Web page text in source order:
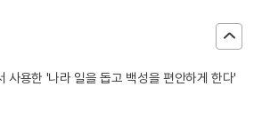
서 사용한 '나라 일을 돕고 백성을 편안하게 한다'